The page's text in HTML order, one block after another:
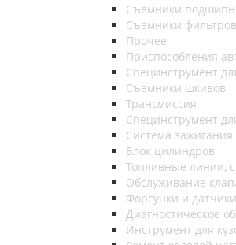
Съемники
Съемники
Прочее
Приспособления
Специнструмент
Съемники шкивов
Трансмиссия
Специнструмент
Система зажигания
Блок цилиндров
Топливные линии,
Обслуживание
Форсунки и датчики
Диагностическое
Инструмент для